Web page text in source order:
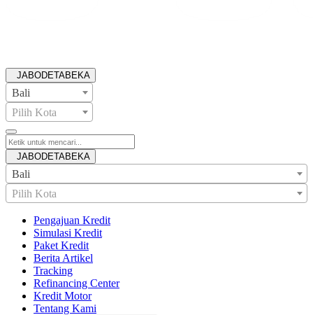
JABODETABEKA
Bali
Pilih Kota
JABODETABEKA
Bali
Pilih Kota
Pengajuan Kredit
Simulasi Kredit
Paket Kredit
Berita Artikel
Tracking
Refinancing Center
Kredit Motor
Tentang Kami